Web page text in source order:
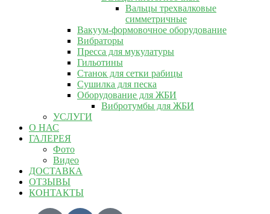
Вальцы трехвалковые
симметричные
Вакуум-формовочное оборудование
Вибраторы
Пресса для мукулатуры
Гильотины
Станок для сетки рабицы
Сушилка для песка
Оборудование для ЖБИ
Вибротумбы для ЖБИ
УСЛУГИ
О НАС
ГАЛЕРЕЯ
Фото
Видео
ДОСТАВКА
ОТЗЫВЫ
КОНТАКТЫ